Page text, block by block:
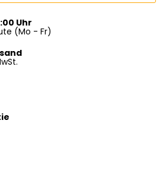
Uhr
(Mo - Fr)